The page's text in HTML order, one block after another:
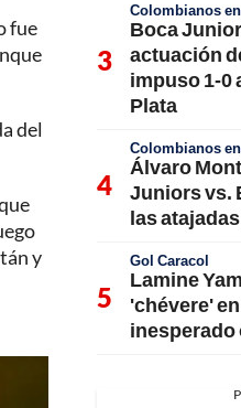
fue
del
y
Colombianos
Boca
actuación
impuso 1-0
Plata
Colombianos
Álvaro
Juniors vs.
las
Gol Caracol
Lamine
'chévere'